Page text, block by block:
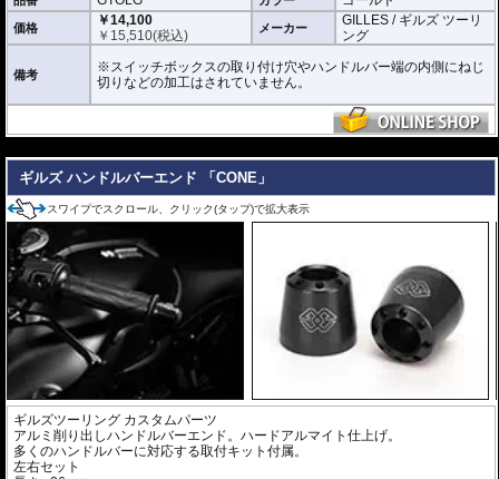
価格
￥14,100
￥ 15,510(税込) メーカー
GILLES / ギルズ ツーリ
ング
備考
※スイッチボックスの取り付け穴やハンドルバー端の内側にねじ
切りなどの加工はされていません。
ギルズ ハンドルバーエンド 「CONE」
スワイプでスクロール、クリック(タップ)で拡大表示
ギルズツーリング カスタムパーツ
アルミ削り出しハンドルバーエンド。ハードアルマイト仕上げ。
多くのハンドルバーに対応する取付キット付属。
左右セット